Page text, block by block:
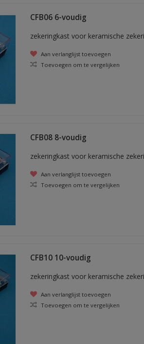
CFB06 6-voudig
zekeringkast voor keramische
Aan verlanglijst toevoegen
Toevoegen om te vergelijken
CFB08 8-voudig
zekeringkast voor keramische
Aan verlanglijst toevoegen
Toevoegen om te vergelijken
CFB10 10-voudig
zekeringkast voor keramische
Aan verlanglijst toevoegen
Toevoegen om te vergelijken